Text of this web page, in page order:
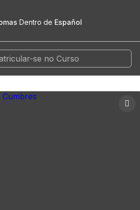
Dentro de Español
se no Curso